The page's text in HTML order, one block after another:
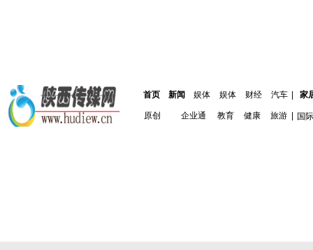
首页 新闻 娱体 娱体 财经 汽车 家
原创 企业通 教育 健康 旅游 国际